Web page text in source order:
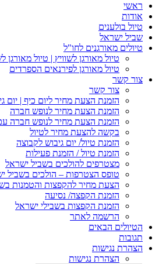
ראשי
אודות
טיול בולענים
שביל ישראל
טיולים מאורגנים לחו"ל
טיול מאורגן לשוויץ | טיול מאורגן
טיול מאורגן לפירנאים הספרדים
צור קשר
צור קשר
הזמנת הצעת מחיר ליום כיף | יום
הזמנת הצעת מחיר לנופש חברה
הזמנת הצעת מחיר לנופש חברה
בקשה להצעת מחיר לטיול
הזמנת טיול/ יום גיבוש לקבוצה
הזמנת טיול / הזמנת פעילות
מצטרפים להולכים בשביל ישראל
טופס הצטרפות – הולכים בשביל
הצעת מחיר להקפצות והטמנות
הזמנת הקפצה/ נסיעה
הזמנת הקפצות בשבילי ישראל
הרשמה לאתר
הטיולים הבאים
תגובות
הצהרת נגישות
הצהרת נגישות